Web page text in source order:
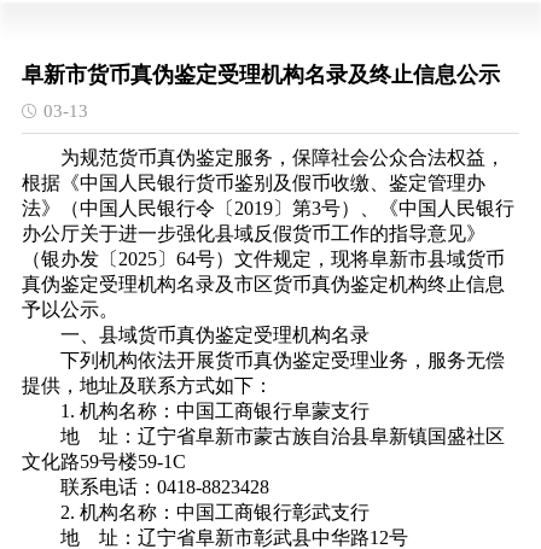
阜新市货币真伪鉴定受理机构名录及终止信息公示
03-13
为规范货币真伪鉴定服务，保障社会公众合法权益，
根据《中国人民银行货币鉴别及假币收缴、鉴定管理办
法》（中国人民银行令〔2019〕第3号）、《中国人民银行
办公厅关于进一步强化县域反假货币工作的指导意见》
（银办发〔2025〕64号）文件规定，现将阜新市县域货币
真伪鉴定受理机构名录及市区货币真伪鉴定机构终止信息
予以公示。
一、县域货币真伪鉴定受理机构名录
下列机构依法开展货币真伪鉴定受理业务，服务无偿
提供，地址及联系方式如下：
1. 机构名称：中国工商银行阜蒙支行
地 址：辽宁省阜新市蒙古族自治县阜新镇国盛社区
文化路59号楼59-1C
联系电话：0418-8823428
2. 机构名称：中国工商银行彰武支行
地 址：辽宁省阜新市彰武县中华路12号